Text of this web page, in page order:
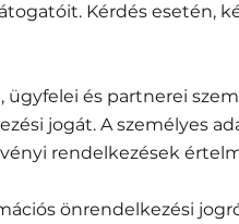
Kérdés esetén,
és partnerei
jogát. A személyes
rendelkezések
önrendelkezési